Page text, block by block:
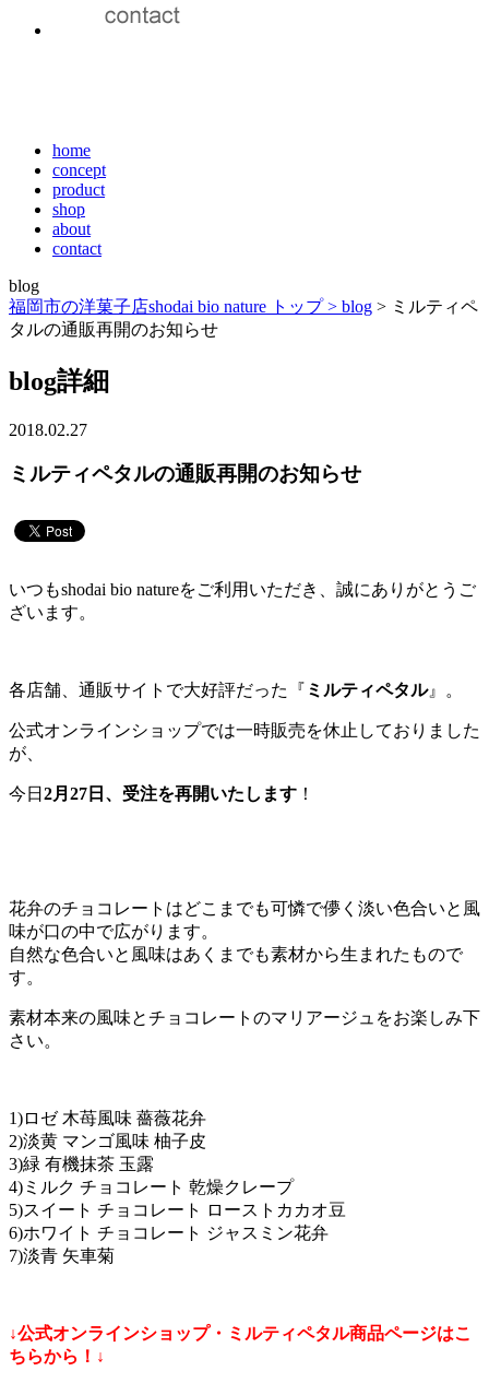
home
concept
product
shop
about
contact
blog
福岡市の洋菓子店shodai bio nature トップ > blog > ミルティペ
タルの通販再開のお知らせ
blog詳細
2018.02.27
ミルティペタルの通販再開のお知らせ
いつもshodai bio natureをご利用いただき、誠にありがとうご
ざいます。
各店舗、通販サイトで大好評だった『 ミルティペタル』。
公式オンラインショップでは一時販売を休止しておりました
が、
今日 2月27日、受注を再開いたします ！
花弁のチョコレートはどこまでも可憐で儚く淡い色合いと風
味が口の中で広がります。
自然な色合いと風味はあくまでも素材から生まれたもので
す。
素材本来の風味とチョコレートのマリアージュをお楽しみ下
さい。
1)ロゼ 木苺風味 薔薇花弁
2)淡黄 マンゴ風味 柚子皮
3)緑 有機抹茶 玉露
4)ミルク チョコレート 乾燥クレープ
5)スイート チョコレート ローストカカオ豆
6)ホワイト チョコレート ジャスミン花弁
7)淡青 矢車菊
↓公式オンラインショップ・ミルティペタル商品ページはこ
ちらから！↓